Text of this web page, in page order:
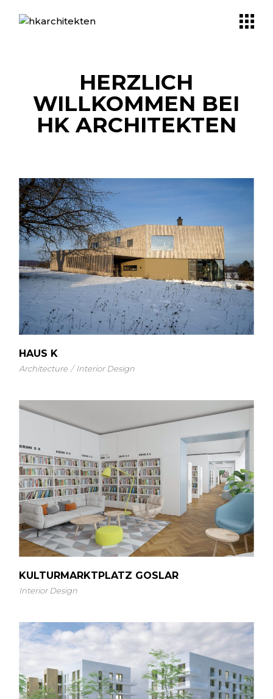
HERZLICH
WILLKOMMEN BEI
HK ARCHITEKTEN
HAUS K
Architecture Interior Design
KULTURMARKTPLATZ GOSLAR
Interior Design